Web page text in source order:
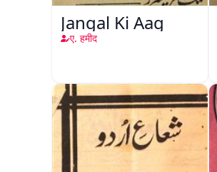
Jangal Ki Aag
ए. हमीद